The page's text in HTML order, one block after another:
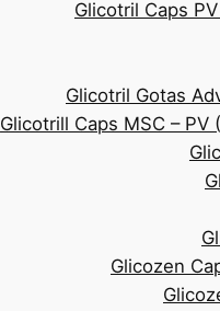
Glicotril Caps
Glicotril Gotas
Glicotrill Caps MSC – PV
Glicozen